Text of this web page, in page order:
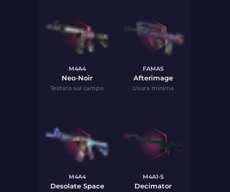
M4A4
Neo-Noir
Testato sul campo
FAMAS
Afterimage
Usura minima
M4A4
Desolate Space
M4A1-S
Decimator